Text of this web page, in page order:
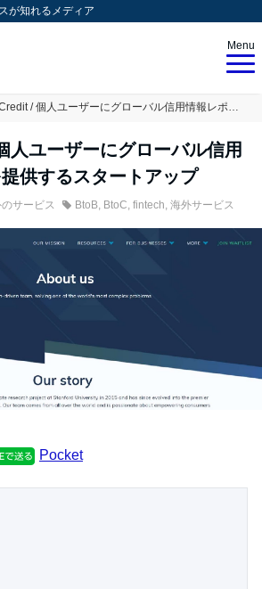
が知れるメディア
Menu
Nova Credit / 個人ユーザーにグローバル信用情報レポートを提供するスタートアップ
ユーザーにグローバル信用
供するスタートアップ
サービス BtoB, BtoC, fintech, 海外サービス
Pocket